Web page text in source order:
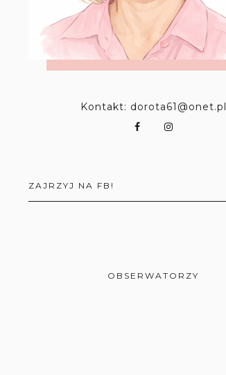
Kontakt: dorota61@onet.pl
ZAJRZYJ NA FB!
OBSERWATORZY